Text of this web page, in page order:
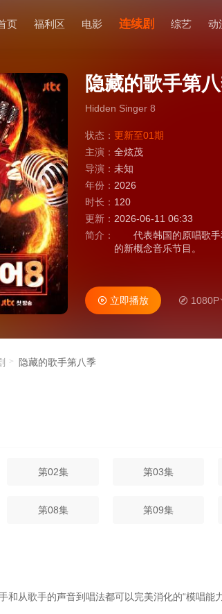
页 福利区 电影 连续剧 综艺 动
隐藏的歌手第
Hidden Singer 8
状态： 更新至01期
主演： 全炫茂
导演： 未知
年份： 2026
时长： 120
更新： 2026-06-11 06:33
简介：
代表韩国的原唱歌手
的新概念音乐节目。
立即播放 1080P
隐藏的歌手第八季
第02集 第03集
第08集 第09集
从歌手的声音到唱法都可以完美消化的“模唱能力